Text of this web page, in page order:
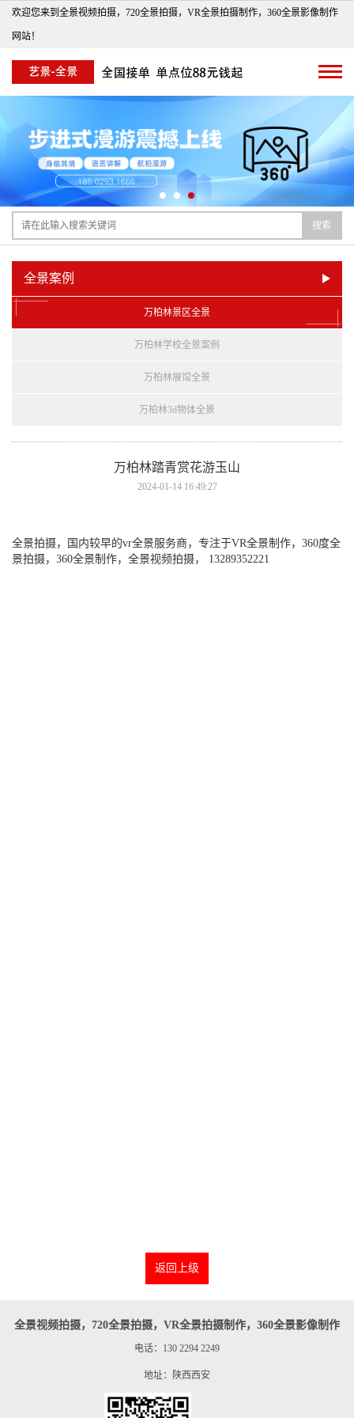
欢迎您来到全景视频拍摄，720全景拍摄，VR全景拍摄制作，360全景影像制作
网站！
搜索
全景案例
万柏林景区全景
万柏林学校全景案例
万柏林展馆全景
万柏林3d物体全景
万柏林踏青赏花游玉山
2024-01-14 16:49:27
全景拍摄，国内较早的vr全景服务商，专注于VR全景制作，360度全
景拍摄，360全景制作，全景视频拍摄， 13289352221
返回上级
全景视频拍摄，720全景拍摄，VR全景拍摄制作，360全景影像制作
电话：130 2294 2249
地址：陕西西安